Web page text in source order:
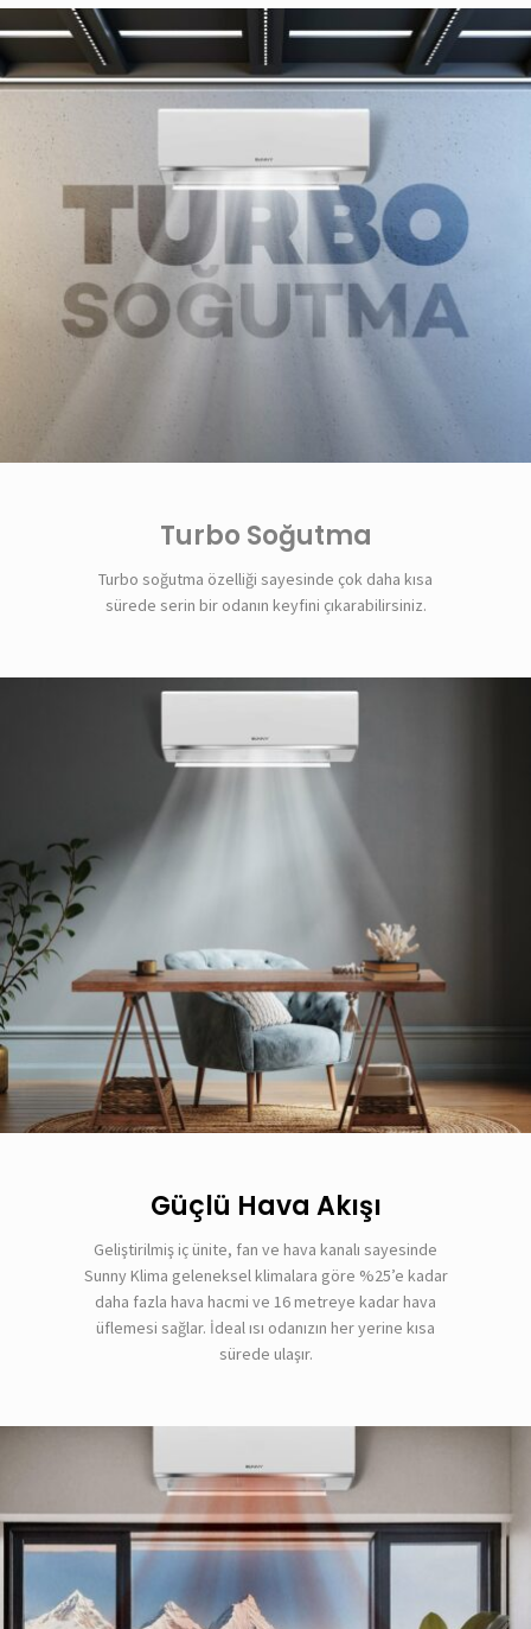
Turbo Soğutma
Turbo soğutma özelliği sayesinde çok daha kısa
sürede serin bir odanın keyfini çıkarabilirsiniz.
Güçlü Hava Akışı
Geliştirilmiş iç ünite, fan ve hava kanalı sayesinde
Sunny Klima geleneksel klimalara göre %25’e kadar
daha fazla hava hacmi ve 16 metreye kadar hava
üflemesi sağlar. İdeal ısı odanızın her yerine kısa
sürede ulaşır.